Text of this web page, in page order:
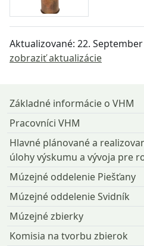
Aktualizované: 22.
zobraziť aktualizácie
Základné informácie o VHM
Pracovníci VHM
Hlavné plánované a
úlohy výskumu a vývoja pre
Múzejné oddelenie Piešťany
Múzejné oddelenie Svidník
Múzejné zbierky
Komisia na tvorbu zbierok